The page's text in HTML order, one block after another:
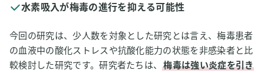
水素吸入が梅毒の進行を抑える可能性
今回の研究は、少人数を対象とした研究とは言え、梅毒患者
の血液中の酸化ストレスや抗酸化能力の状態を非感染者と比
較検討した研究です。研究者たちは、梅毒は強い炎症を引き